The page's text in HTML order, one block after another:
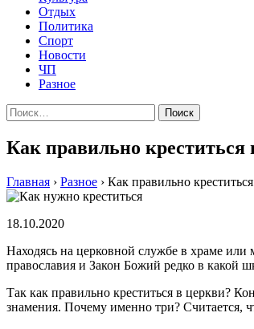
Отдых
Политика
Спорт
Новости
ЧП
Разное
Найти:
Как правильно креститься
Главная › Разное › Как правильно
18.10.2020
Находясь на церковной службе в храме
православия и Закон Божий редко в какой
Так как правильно креститься в церкви?
знамения. Почему именно три? Считается,